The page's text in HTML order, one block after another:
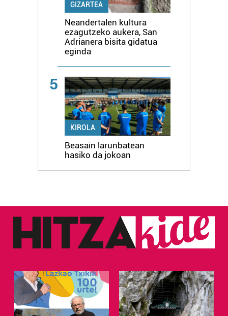
GIZARTEA
Neandertalen kultura
ezagutzeko aukera, San
Adrianera bisita gidatua
eginda
5
KIROLA
Beasain larunbatean
hasiko da jokoan